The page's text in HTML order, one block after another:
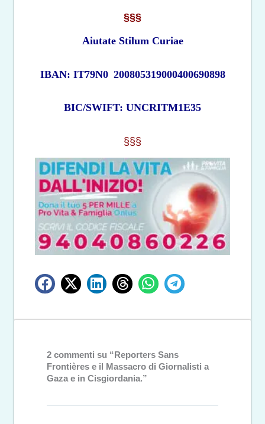
§§§
Aiutate Stilum Curiae
IBAN: IT79N0 200805319000400690898
BIC/SWIFT: UNCRITM1E35
§§§
2 commenti su “Reporters Sans
Frontières e il Massacro di Giornalisti a
Gaza e in Cisgiordania.”